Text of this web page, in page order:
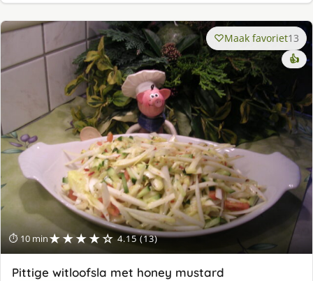
⏱ 10 min★★★★☆ 4.15 (13)
Maak favoriet13
👍
Pittige witloofsla met honey mustard